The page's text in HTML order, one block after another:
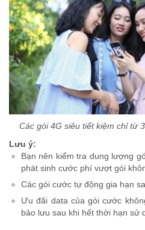
Các gói 4G siêu tiết kiệm chỉ từ
Lưu ý:
Bạn nên kiểm tra dung lượng
phát sinh cước phí vượt gói
Các gói cước tự động gia hạn
Ưu đãi data của gói cước
bảo lưu sau khi hết thời hạn sử